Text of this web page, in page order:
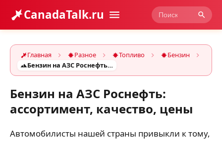
CanadaTalk.ru
Главная Разное Топливо
Бензин
Бензин на АЗС Роснефть: ассортимент, качество, цены
Бензин на АЗС Роснефть:
ассортимент, качество, цены
Автомобилисты нашей страны привыкли к тому,